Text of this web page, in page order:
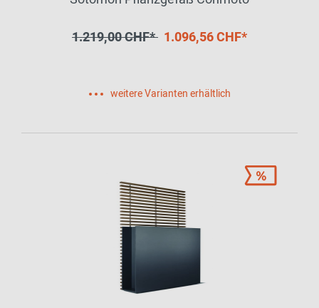
1.219,00 CHF* 1.096,56 CHF*
weitere Varianten erhältlich